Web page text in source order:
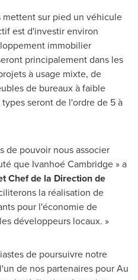
mettent sur pied un véhicule
est d'investir environ
immobilier
principalement dans les
à usage mixte, de
de bureaux à faible
seront de l'ordre de 5 à
de pouvoir nous associer
que Ivanhoé Cambridge » a
Chef de la Direction de
la réalisation de
pour l'économie de
développeurs locaux. »
de poursuivre notre
de nos partenaires pour Au